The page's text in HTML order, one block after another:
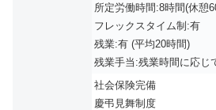
所定労働時間:8時間(休憩
フレックスタイム制:有
残業:有 (平均20時間)
残業手当:残業時間に応じ
社会保険完備
慶弔見舞制度